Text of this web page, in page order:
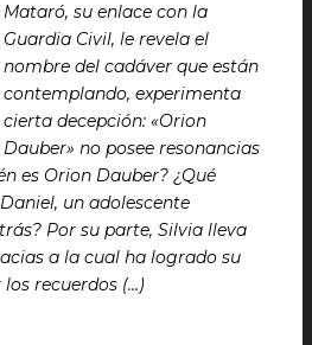
Mataró, su enlace con la
Guardia Civil, le revela el
nombre del cadáver que están
contemplando, experimenta
cierta decepción: «Orion
Dauber» no posee resonancias
es Orion Dauber? ¿Qué
un adolescente
Por su parte, Silvia lleva
a la cual ha logrado su
recuerdos (…)